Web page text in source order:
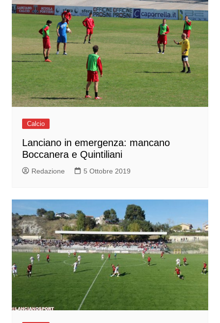
Calcio
Lanciano in emergenza: mancano
Boccanera e Quintiliani
Redazione 5 Ottobre 2019